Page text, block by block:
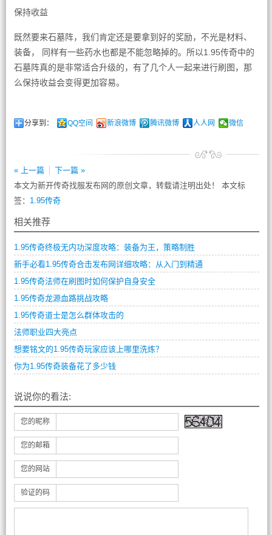
保持收益
既然要来石墓阵，我们肯定还是要拿到好的奖励，不光是材料、
装备， 同样有一些药水也都是不能忽略掉的。所以1.95传奇中的
石墓阵真的是非常适合升级的，有了几个人一起来进行刷图，那
么保持收益会变得更加容易。
分享到： QQ空间 新浪微博 腾讯微博 人人网 微信
« 上一篇
下一篇 »
本文为新开传奇找服发布网的原创文章，转载请注明出处！ 本文标
签： 1.95传奇
相关推荐
1.95传奇终极无内功深度攻略：装备为王，策略制胜
新手必看1.95传奇合击发布网详细攻略：从入门到精通
1.95传奇法师在刷图时如何保护自身安全
1.95传奇龙源血路挑战攻略
1.95传奇道士是怎么群体攻击的
法师职业四大亮点
想要铭文的1.95传奇玩家应该上哪里洗炼？
你为1.95传奇装备花了多少钱
说说你的看法:
您的昵称
您的邮箱
您的网站
验证的码